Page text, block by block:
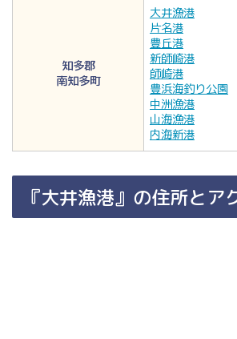
知多郡
南知多町
大井漁港
片名港
豊丘港
新師崎港
師崎港
豊浜海釣り公園
中洲漁港
山海漁港
内海新港
『大井漁港』の住所とア